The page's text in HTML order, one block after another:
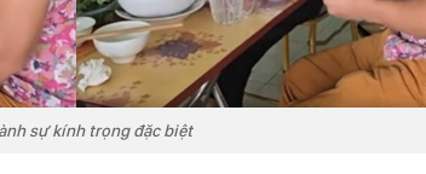
sự kính trọng đặc biệt